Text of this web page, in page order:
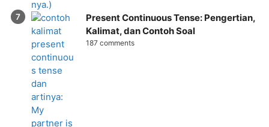
Present Continuous Tense: Pengertian,
Kalimat, dan Contoh Soal
187 comments